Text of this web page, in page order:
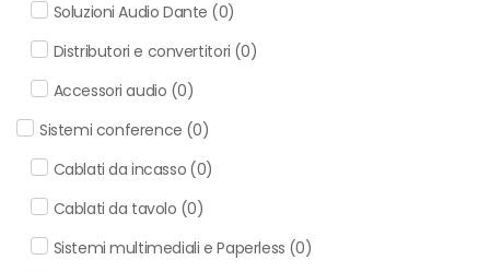
Soluzioni Audio Dante (0)
Distributori e convertitori (0)
Accessori audio (0)
Sistemi conference (0)
Cablati da incasso (0)
Cablati da tavolo (0)
Sistemi multimediali e Paperless (0)